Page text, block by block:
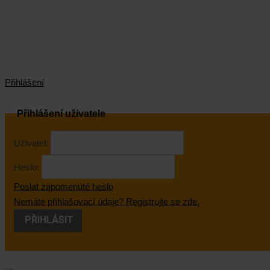
Přihlášení
Přihlášení uživatele
Uživatel:
Heslo:
Poslat zapomenuté heslo
Nemáte přihlašovací údaje? Registrujte se zde.